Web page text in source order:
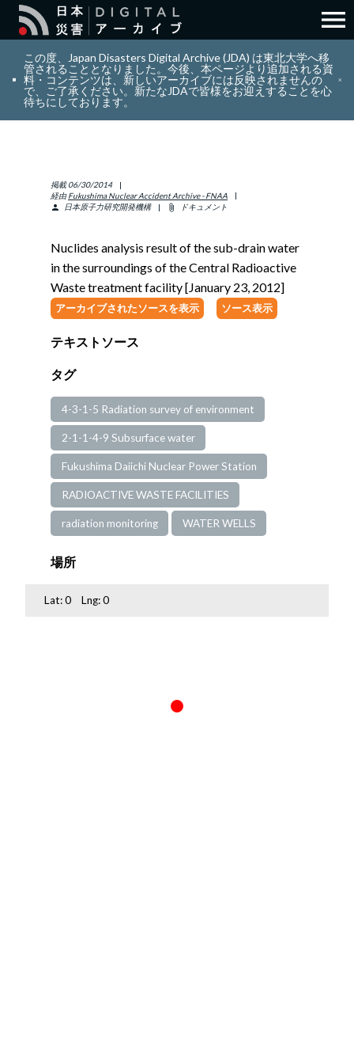
search 検索
layers コレクション
info_outline リソース
ENGLISH 日本語
menu
この度、Japan Disasters Digital Archive (JDA) は東北大学へ移
管されることとなりました。今後、本ページより追加される資
料・コンテンツは、新しいアーカイブには反映されませんの
で、ご了承ください。新たなJDAで皆様をお迎えすることを心
待ちにしております。
掲載 06/30/2014
経由 Fukushima Nuclear Accident Archive - FNAA
person
日本原子力研究開発機構 attach_file ドキュメント
Nuclides analysis result of the sub-drain water
in the surroundings of the Central Radioactive
Waste treatment facility [January 23, 2012]
アーカイブされたソースを表示 ソース表示
テキストソース
タグ
4-3-1-5 Radiation survey of environment
2-1-1-4-9 Subsurface water
Fukushima Daiichi Nuclear Power Station
RADIOACTIVE WASTE FACILITIES
radiation monitoring WATER WELLS
場所
Lat:0 Lng:0